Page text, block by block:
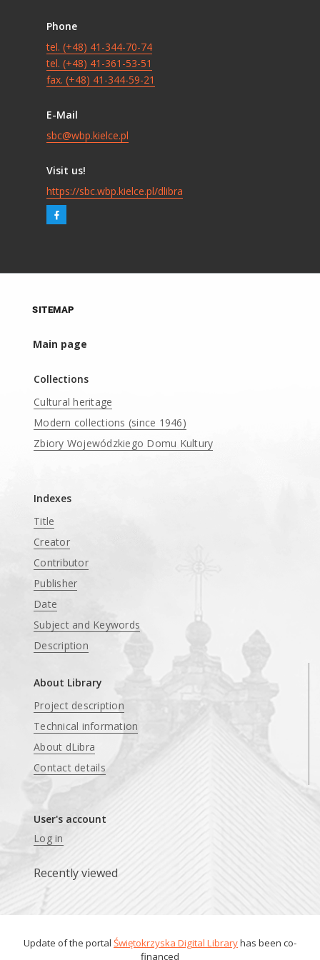
Phone
tel. (+48) 41-344-70-74
tel. (+48) 41-361-53-51
fax. (+48) 41-344-59-21
E-Mail
sbc@wbp.kielce.pl
Visit us!
https://sbc.wbp.kielce.pl/dlibra
SITEMAP
Main page
Collections
Cultural heritage
Modern collections (since 1946)
Zbiory Wojewódzkiego Domu Kultury
Indexes
Title
Creator
Contributor
Publisher
Date
Subject and Keywords
Description
About Library
Project description
Technical information
About dLibra
Contact details
User's account
Log in
Recently viewed
Update of the portal Świętokrzyska Digital Libraryhas been co-
financed